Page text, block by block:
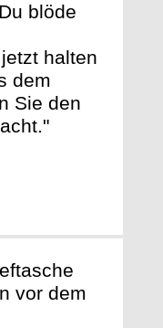
blöde
halten
dem
Sie den
vor dem